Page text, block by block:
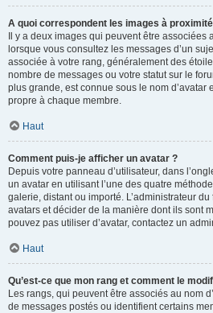
A quoi correspondent les images à
Il y a deux images qui peuvent être associées
lorsque vous consultez les messages d’un
associée à votre rang, généralement des
nombre de messages ou votre statut sur le
plus grande, est connue sous le nom d’avatar
propre à chaque membre.
Haut
Comment puis-je afficher un avatar ?
Depuis votre panneau d’utilisateur, dans
un avatar en utilisant l’une des quatre
galerie, distant ou importé. L’administrateur
avatars et décider de la manière dont ils sont
pouvez pas utiliser d’avatar, contactez un
Haut
Qu’est-ce que mon rang et comment le
Les rangs, qui peuvent être associés au nom
de messages postés ou identifient certains